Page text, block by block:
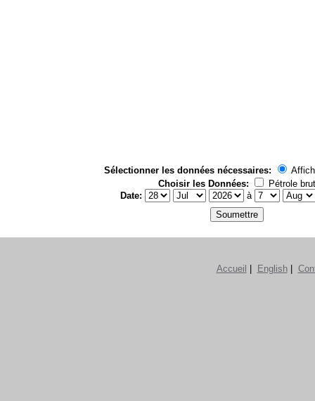
Sélectionner les données nécessaires:
Choisir les Données:
Pétrole brut
Date:
à
Accueil | English|